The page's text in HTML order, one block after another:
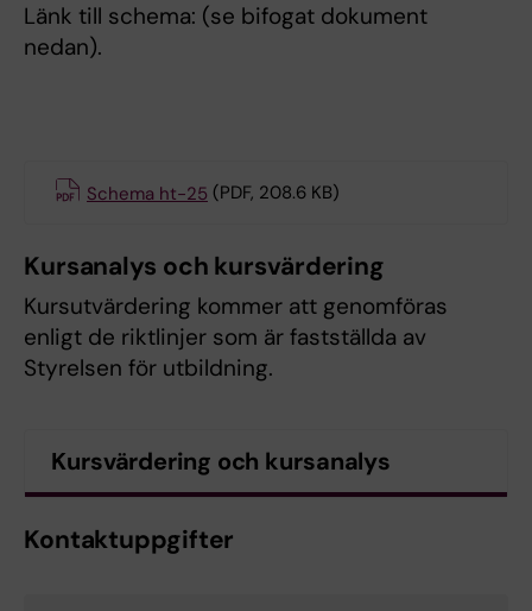
Länk till schema: (se bifogat dokument
nedan).
Schema ht-25 (PDF, 208.6 KB)
Kursanalys och kursvärdering
Kursutvärdering kommer att genomföras
enligt de riktlinjer som är fastställda av
Styrelsen för utbildning.
Kursvärdering och kursanalys
Kontaktuppgifter